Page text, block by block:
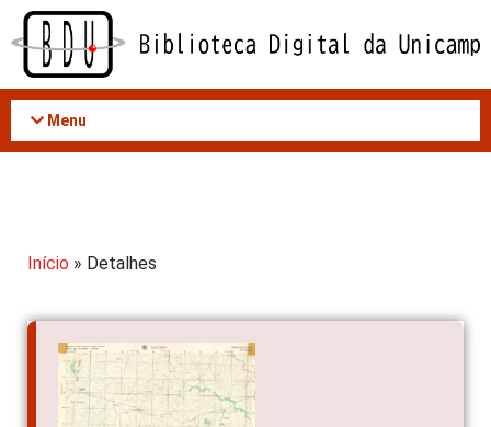
Acessar
conteúdo
Menu
Início » Detalhes